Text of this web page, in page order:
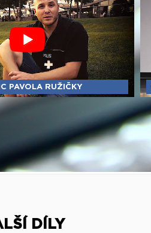
PAVOLA RUŽIČKY
DÍLY